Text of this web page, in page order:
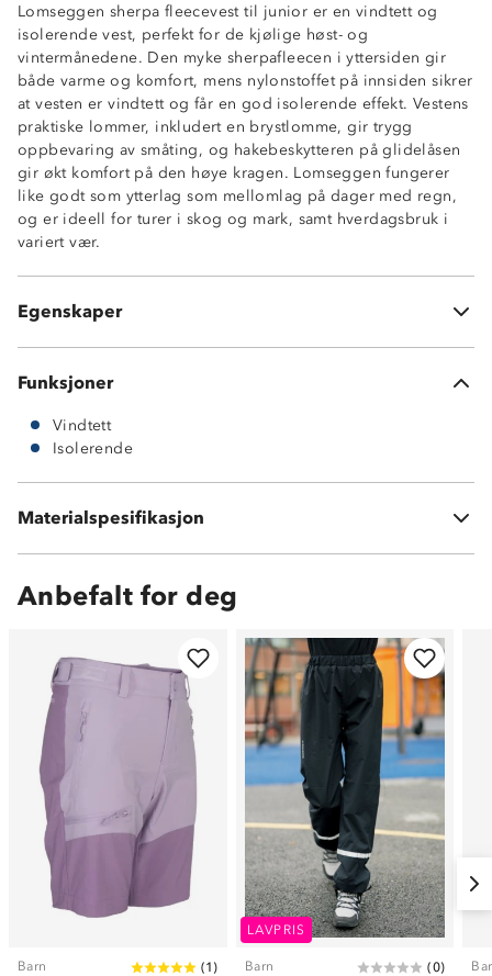
Lomseggen sherpa fleecevest til junior er en vindtett og
isolerende vest, perfekt for de kjølige høst- og
vintermånedene. Den myke sherpafleecen i yttersiden gir
både varme og komfort, mens nylonstoffet på innsiden sikrer
at vesten er vindtett og får en god isolerende effekt. Vestens
praktiske lommer, inkludert en brystlomme, gir trygg
oppbevaring av småting, og hakebeskytteren på glidelåsen
gir økt komfort på den høye kragen. Lomseggen fungerer
like godt som ytterlag som mellomlag på dager med regn,
og er ideell for turer i skog og mark, samt hverdagsbruk i
variert vær.
Egenskaper
Vindtett
Isolerendele vattering i øvre del
3-sesong: høst-vinter-vår
Hakebeskytter på glidelås
1 brystlomme
2 sidelommer
Elastisk kantbånd
Funksjoner
Vindtett
Isolerende
Materialspesifikasjon
Ytterside: 100 % polyester, 285 GSM sherpafleece.
Vattering: 100 % polyester, 300T
Anbefalt for deg
Barn (1 )
LAVPRIS
Barn (0)